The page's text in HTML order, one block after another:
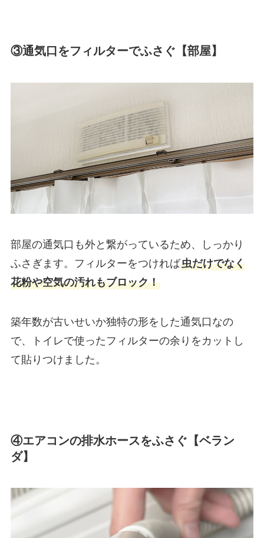
③通気口をフィルターでふさぐ【部屋】
部屋の通気口も外と繋がっているため、しっかり
ふさぎます。フィルターをつければ虫だけでなく
花粉や空気の汚れもブロック！
築年数が古いせいか独特の形をした通気口なの
で、トイレで使ったフィルターの余りをカットし
て貼りつけました。
④エアコンの排水ホースをふさぐ【ベラン
ダ】